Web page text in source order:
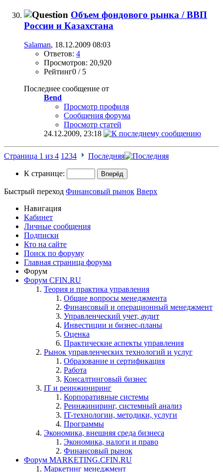
Объем фондового рынка / ВВП
России и Казахстана
Salaman, 18.12.2009 08:03
Ответов: 4
Просмотров: 20,920
Рейтинг0 / 5
Последнее сообщение от
Bend
Просмотр профиля
Сообщения форума
Просмотр статей
24.12.2009, 23:18
Страница 1 из 4 1 234 Последняя
К странице:
Быстрый переход Финансовый рынок Вверх
Навигация
Кабинет
Личные сообщения
Подписки
Кто на сайте
Поиск по форуму
Главная страница форума
Форум
Форум CFIN.RU
Теория и практика управления
Общие вопросы менеджмента
Финансовый и операционный менеджмент
Управленческий учет, аудит
Инвестиции и бизнес-планы
Оценка
Практические аспекты управления
Рынок управленческих технологий и услуг
Образование и сертификация
Работа
Консалтинговый бизнес
IT и реинжиниринг
Корпоративные системы
Реинжиниринг, системный анализ
IT-технологии, методики, услуги
Программы
Экономика, внешняя среда бизнеса
Экономика, налоги и право
Финансовый рынок
Форум MARKETING.CFIN.RU
Маркетинг менеджмент